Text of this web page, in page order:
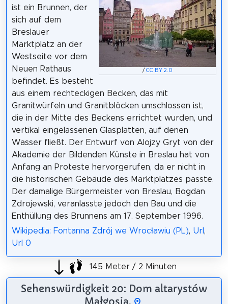
/CC BY 2.0
ist ein Brunnen, der
sich auf dem
Breslauer
Marktplatz an der
Westseite vor dem
Neuen Rathaus
befindet. Es besteht
aus einem rechteckigen Becken, das mit
Granitwürfeln und Granitblöcken umschlossen ist,
die in der Mitte des Beckens errichtet wurden, und
vertikal eingelassenen Glasplatten, auf denen
Wasser fließt. Der Entwurf von Alojzy Gryt von der
Akademie der Bildenden Künste in Breslau hat von
Anfang an Proteste hervorgerufen, da er nicht in
die historischen Gebäude des Marktplatzes passte.
Der damalige Bürgermeister von Breslau, Bogdan
Zdrojewski, veranlasste jedoch den Bau und die
Enthüllung des Brunnens am 17. September 1996.
Wikipedia: Fontanna Zdrój we Wrocławiu (PL), Url ,
Url 0
145 Meter / 2 Minuten
Sehenswürdigkeit 20: Dom altarystów
Małgosia,